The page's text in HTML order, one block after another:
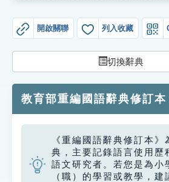
成語故事
索引選單
單字索引
生命大百科索引
遊戲專區
開啟關聯 列入收藏
切換辭典
教育部重編國語辭典修訂本
《重編國語辭典修訂本》
典，主要記錄語言使用歷
語文研究者。若您是為小
（職）的學習或教學，建